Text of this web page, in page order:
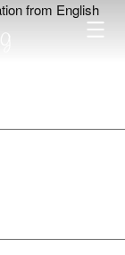
from English